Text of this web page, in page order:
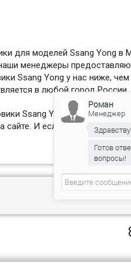
для моделей Ssang Yong в
менеджеры
Ssang Yong у нас ниже,
в любой город России.
Ssang Yong и
И если вы оформите
Роман
Менеджер
Готов
вопросы!